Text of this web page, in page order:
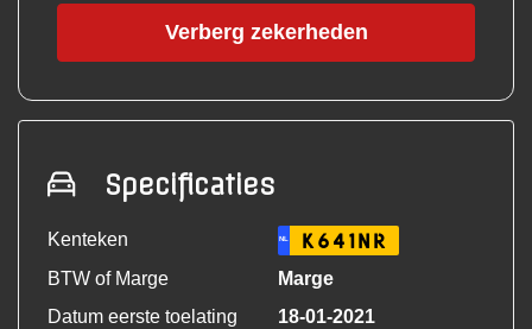
Verberg zekerheden
Specificaties
Kenteken NL K641NR
BTW of Marge
Marge
Datum eerste toelating
18-01-2021